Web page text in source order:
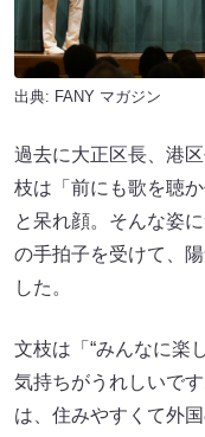
出典: FANY マガジン
過去に大正区長、港
枝は「前にも歌を聴
と呆れ顔。そんな姿
の手拍子を受けて、
した。
文枝は「“みんなに楽
気持ちがうれしいで
は、住みやすくて外